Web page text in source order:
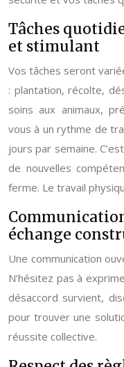
Tâches
et stimulant
Vos tâches seront
: plantation, récolte,
soins aux animaux,
vous à un rythme de
jours par semaine.
de nouvelles
ferme. Le travail
échange
Une communication
N’hésitez pas à
désaccord survient,
pour trouver une
réussite collective.